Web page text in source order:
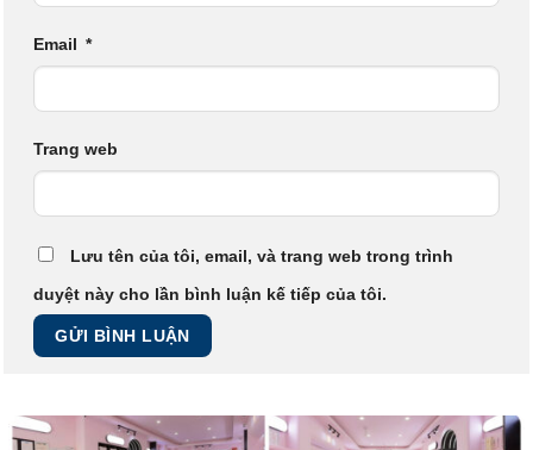
Email *
Trang web
Lưu tên của tôi, email, và trang web trong trình
duyệt này cho lần bình luận kế tiếp của tôi.